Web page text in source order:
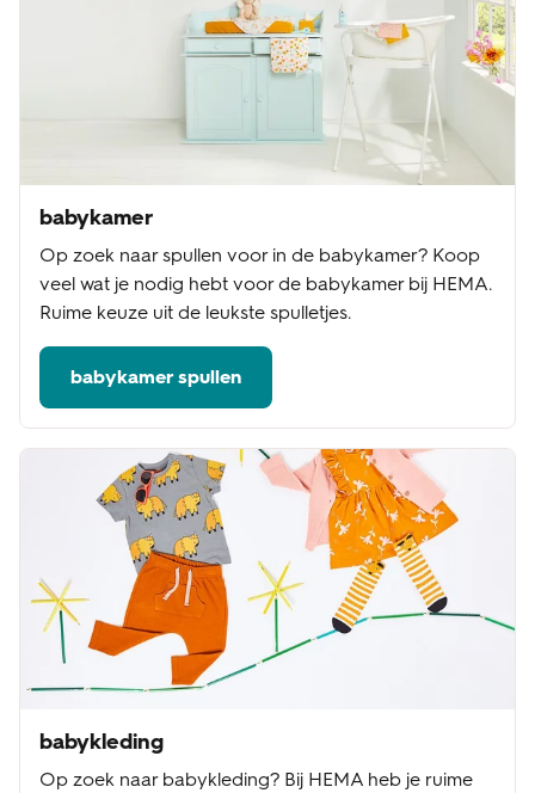
babykamer
Op zoek naar spullen voor in de babykamer? Koop
veel wat je nodig hebt voor de babykamer bij HEMA.
Ruime keuze uit de leukste spulletjes.
babykamer spullen
babykleding
Op zoek naar babykleding? Bij HEMA heb je ruime